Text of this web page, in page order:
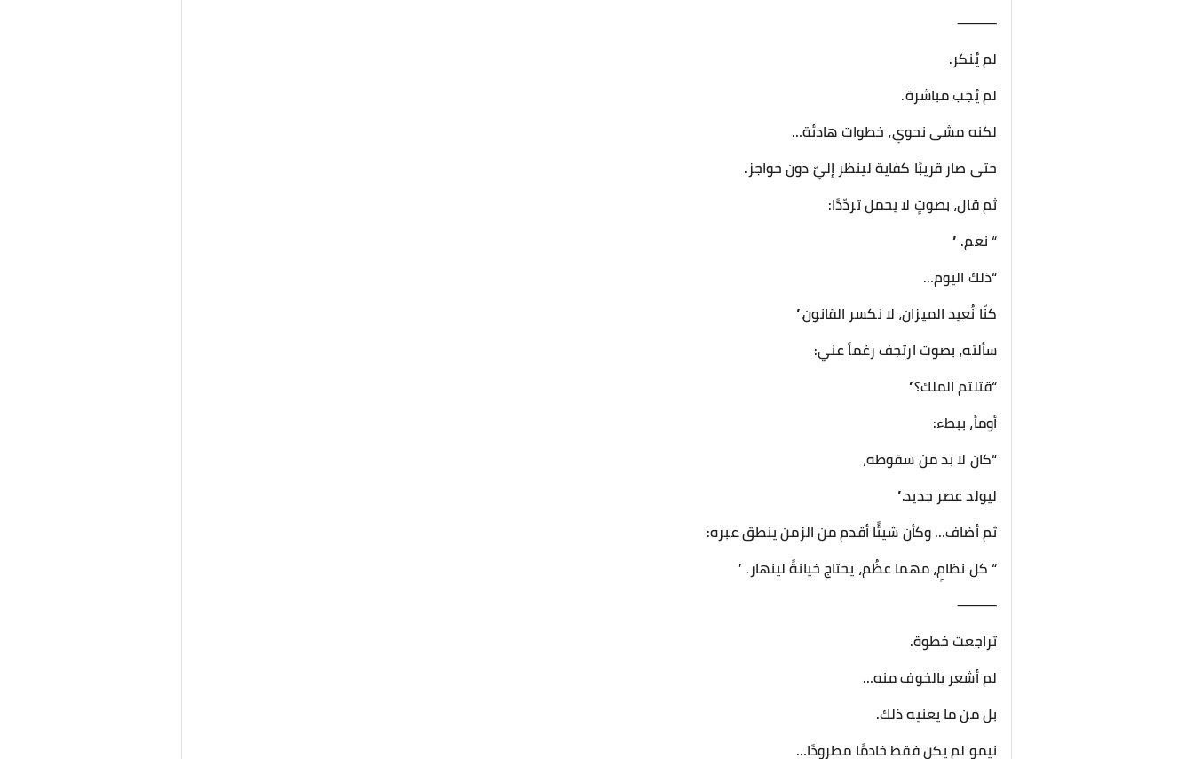
⸻
لم يُنكر.
لم يُجب مباشرة.
لكنه مشى نحوي، خطوات هادئة…
حتى صار قريبًا كفاية لينظر إليّ دون حواجز.
ثم قال، بصوتٍ لا يحمل تردّدًا:
“ نعم. ”
“ذلك اليوم…
كنّا نُعيد الميزان، لا نكسر القانون.”
سألته، بصوت ارتجف رغماً عني:
“قتلتم الملك؟”
أومأ، ببطء:
“كان لا بد من سقوطه،
ليولد عصر جديد.”
ثم أضاف… وكأن شيئًا أقدم من الزمن ينطق عبره:
“ كل نظامٍ، مهما عظُم، يحتاج خيانةً لينهار. ”
⸻
تراجعت خطوة.
لم أشعر بالخوف منه…
بل من ما يعنيه ذلك.
نيمو لم يكن فقط خادمًا مطرودًا…